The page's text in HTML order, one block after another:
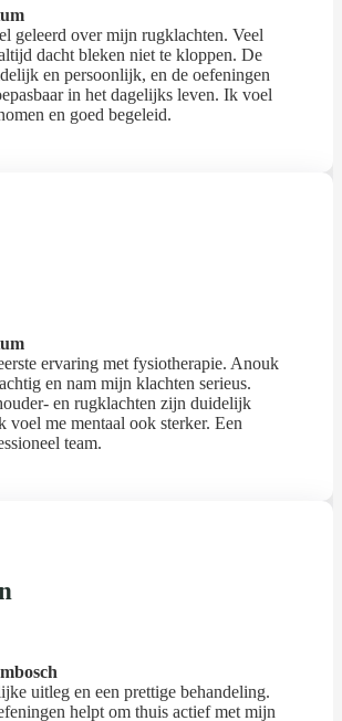
geleerd over mijn rugklachten. Veel
dacht bleken niet te kloppen. De
en persoonlijk, en de oefeningen
in het dagelijks leven. Ik voel
en goed begeleid.
ervaring met fysiotherapie. Anouk
en nam mijn klachten serieus.
en rugklachten zijn duidelijk
voel me mentaal ook sterker. Een
team.
uitleg en een prettige behandeling.
helpt om thuis actief met mijn